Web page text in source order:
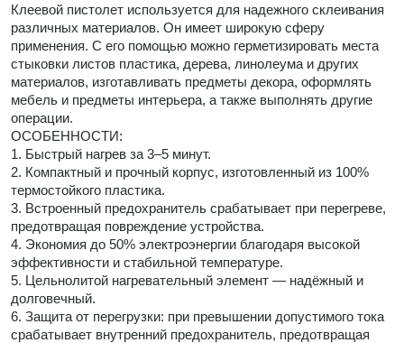
Клеевой пистолет используется для надежного склеивания
различных материалов. Он имеет широкую сферу
применения. С его помощью можно герметизировать места
стыковки листов пластика, дерева, линолеума и других
материалов, изготавливать предметы декора, оформлять
мебель и предметы интерьера, а также выполнять другие
операции.
ОСОБЕННОСТИ:
1. Быстрый нагрев за 3–5 минут.
2. Компактный и прочный корпус, изготовленный из 100%
термостойкого пластика.
3. Встроенный предохранитель срабатывает при перегреве,
предотвращая повреждение устройства.
4. Экономия до 50% электроэнергии благодаря высокой
эффективности и стабильной температуре.
5. Цельнолитой нагревательный элемент — надёжный и
долговечный.
6. Защита от перегрузки: при превышении допустимого тока
срабатывает внутренний предохранитель, предотвращая